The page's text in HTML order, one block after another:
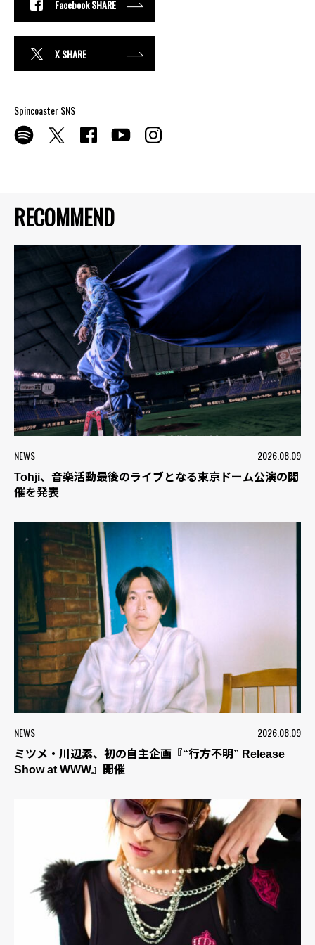
RECOMMEND
NEWS 2026.08.09
Tohji、音楽活動最後のライブとなる東京ドーム公演の開
催を発表
NEWS 2026.08.09
ミツメ・川辺素、初の自主企画『“行方不明” Release
Show at WWW』開催
Facebook SHARE
X SHARE
Spincoaster SNS